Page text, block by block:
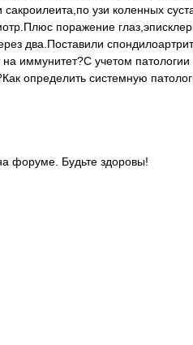
узи коленных
поражение
два.Поставили
иммунитет?С учетом патологии
определить системную
форуме. Будьте здоровы!